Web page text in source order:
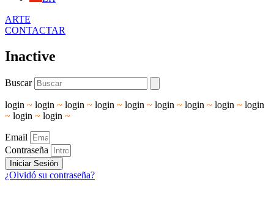
ARTE
CONTACTAR
Inactive
Buscar
login ~ login ~ login ~ login ~ login ~ login ~ login ~ login ~ login
~ login ~ login ~
Email
Contraseña
Iniciar Sesión
¿Olvidó su contraseña?